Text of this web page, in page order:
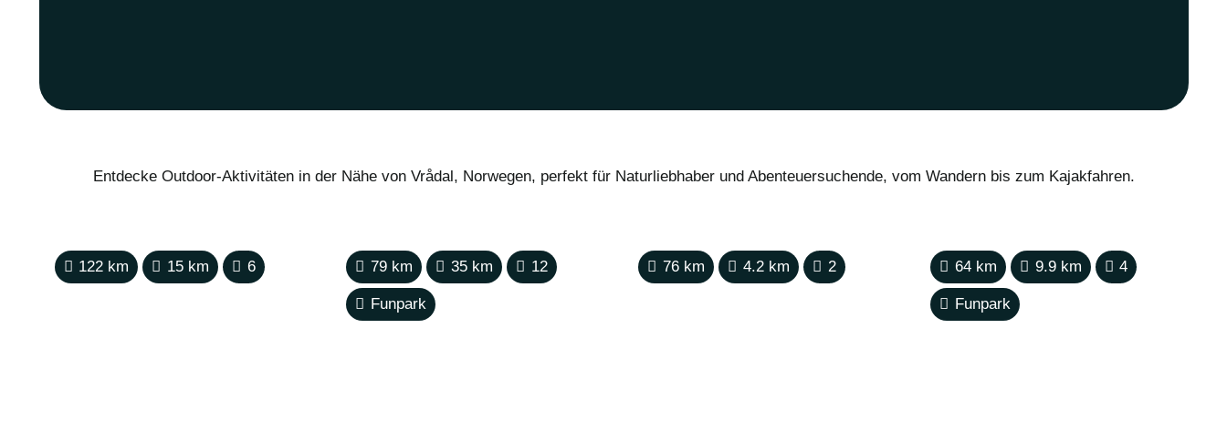
Entdecke Outdoor-Aktivitäten in der Nähe von Vrådal, Norwegen, perfekt für Naturliebhaber und Abenteuersuchende, vom Wandern bis zum Kajakfahren.
122 km 15 km 6 79 km 35km 12
Funpark
76km 4.2km 2 64km 9.9km 4
Funpark